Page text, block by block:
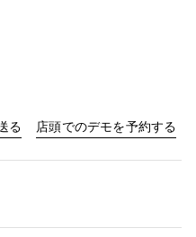
Tab
る 店頭でのデモを予約する